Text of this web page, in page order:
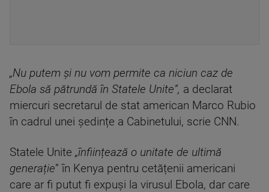
„Nu putem și nu vom permite ca niciun caz de
Ebola să pătrundă în Statele Unite”, a declarat
miercuri secretarul de stat american Marco Rubio
în cadrul unei ședințe a Cabinetului, scrie CNN.
Statele Unite „înființează o unitate de ultimă
generație” în Kenya pentru cetățenii americani
care ar fi putut fi expuși la virusul Ebola, dar care